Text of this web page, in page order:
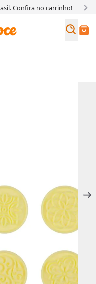
Confira no carrinho!
Buscar